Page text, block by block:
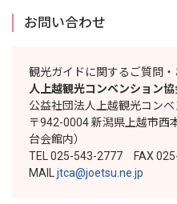
お問い合わせ
観光ガイドに関するご質問・
人上越観光コンベンション協
公益社団法人上越観光コン
〒942-0004 新潟県上越市西
台会館内）
TEL 025-543-2777 FAX
MAIL jtca@joetsu.ne.jp